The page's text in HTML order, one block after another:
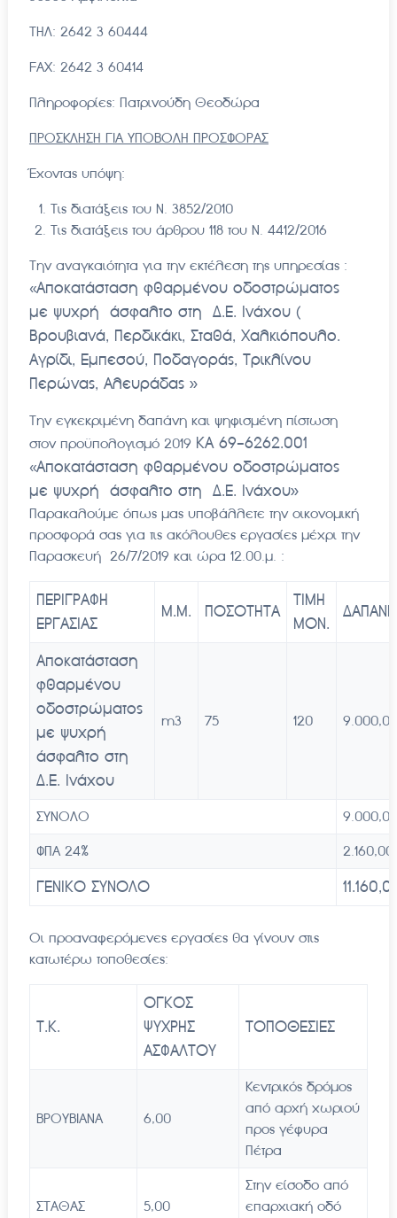
ΤΗΛ: 2642 3 60444
FAX: 2642 3 60414
Πληροφορίες: Πατρινούδη Θεοδώρα
ΠΡΟΣΚΛΗΣΗ ΓΙΑ ΥΠΟΒΟΛΗ ΠΡΟΣΦΟΡΑΣ
Έχοντας υπόψη:
Τις διατάξεις του Ν. 3852/2010
Τις διατάξεις του άρθρου 118 του Ν. 4412/2016
Την αναγκαιότητα για την εκτέλεση της υπηρεσίας :
«Αποκατάσταση φθαρμένου οδοστρώματος
με ψυχρή άσφαλτο στη Δ.Ε. Ινάχου (
Βρουβιανά, Περδικάκι, Σταθά, Χαλκιόπουλο.
Αγρίδι, Εμπεσού, Ποδαγοράς, Τρικλίνου
Περώνας, Αλευράδας »
Την εγκεκριμένη δαπάνη και ψηφισμένη πίστωση
στον προϋπολογισμό 2019 ΚΑ 69-6262.001
«Αποκατάσταση φθαρμένου οδοστρώματος
με ψυχρή άσφαλτο στη Δ.Ε. Ινάχου»
Παρακαλούμε όπως μας υποβάλλετε την οικονομική
προσφορά σας για τις ακόλουθες εργασίες μέχρι την
Παρασκευή 26/7/2019 και ώρα 12.00.μ. :
ΠΕΡΙΓΡΑΦΗ
ΕΡΓΑΣΙΑΣ
Μ.Μ. ΠΟΣΟΤΗΤΑ
ΤΙΜΗ
ΜΟΝ.
ΔΑΠΑΝΗ
Αποκατάσταση
φθαρμένου
οδοστρώματος
με ψυχρή
άσφαλτο στη
Δ.Ε. Ινάχου
m3 75 120 9.000,00
ΣΥΝΟΛΟ 9.000,00
ΦΠΑ 24% 2.160,00
ΓΕΝΙΚΟ ΣΥΝΟΛΟ 11.160
Οι προαναφερόμενες εργασίες θα γίνουν στις
κατωτέρω τοποθεσίες:
Τ.Κ.
ΟΓΚΟΣ
ΨΥΧΡΗΣ
ΑΣΦΑΛΤΟΥ
TΟΠΟΘΕΣΙΕΣ
ΒΡΟΥΒΙΑΝΑ 6,00
Κεντρικός δρόμος
από αρχή χωριού
προς γέφυρα
Πέτρα
ΣΤΑΘΑΣ 5,00
Στην είσοδο από
επαρχιακή οδό